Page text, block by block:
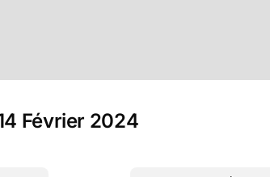
Février 2024